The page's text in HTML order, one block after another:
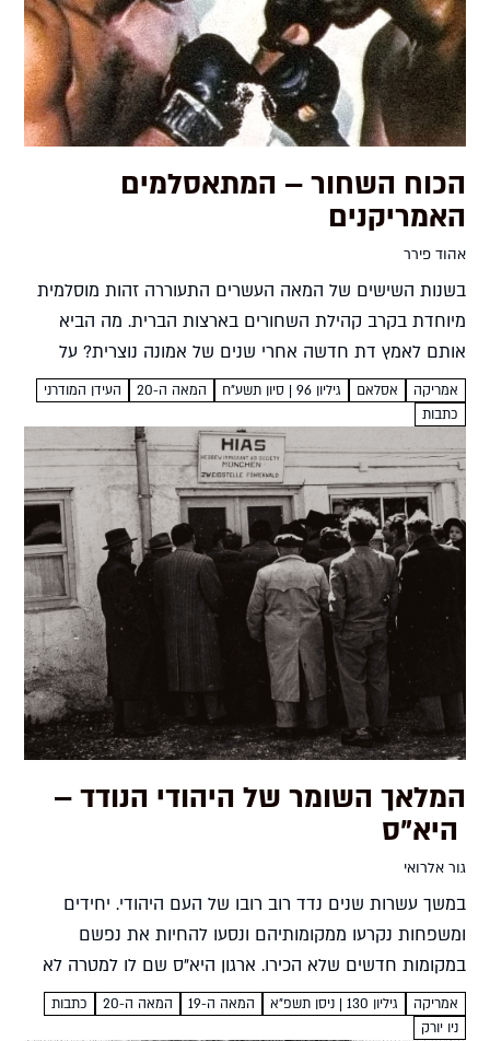
הכוח השחור – המתאסלמים
האמריקנים
אהוד פירר
בשנות השישים של המאה העשרים התעוררה זהות מוסלמית
מיוחדת בקרב קהילת השחורים בארצות הברית. מה הביא
אותם לאמץ דת חדשה אחרי שנים של אמונה נוצרית? על
המרת דת כביטוי להתרסה חברתית אהוד פירר ב-25
בפברואר...
אמריקה אסלאם גיליון 96 | סיון תשע"ח המאה ה-20
העידן המודרני
כתבות
המלאך השומר של היהודי הנודד –
היא"ס
גור אלרואי
במשך עשרות שנים נדד רוב רובו של העם היהודי. יחידים
ומשפחות נקרעו ממקומותיהם ונסעו להחיות את נפשם
במקומות חדשים שלא הכירו. ארגון היא"ס שם לו למטרה לא
להשאיר אותם לבד, ותולדותיו משקפות את תולדות העם...
אמריקה גיליון 130 | ניסן תשפ"א המאה ה-19 המאה ה-20
כתבות
ניו יורק